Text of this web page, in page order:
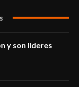
y son líderes